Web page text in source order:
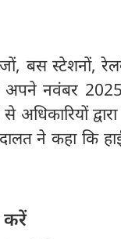
बस स्टेशनों,
के अपने नवंबर
अधिकारियों
ने कहा कि
करें